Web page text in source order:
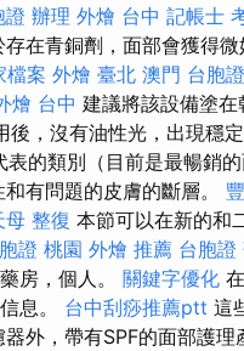
證 辦理 外燴 台中 記帳士
在青銅劑，面部會獲得
檔案 外燴 臺北 澳門 台胞證
燴 台中 建議將該設備塗
後，沒有油性光，出現穩
表的類別（目前是最暢銷
有問題的皮膚的斷層。
母 整復 本節可以在新的和
證 桃園 外燴 推薦 台胞證
房，個人。 關鍵字優化
息。 台中刮痧推薦ptt 這
外，帶有SPF的面部護理